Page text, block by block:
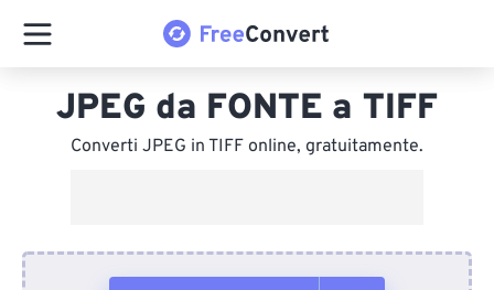
JPEG da FONTE a TIFF
Converti JPEG in TIFF online, gratuitamente.